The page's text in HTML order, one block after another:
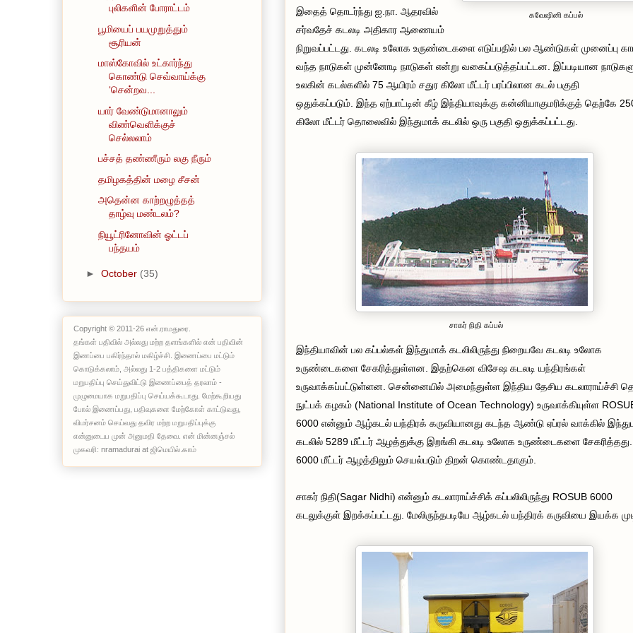
கவேஷினி கப்பல்
இதைத் தொடர்ந்து ஐ.நா. ஆதரவில்
சர்வதேச் கடலடி அதிகார ஆணையம்
நிறுவப்பட்டது. கடலடி உலோக உருண்டைகளை எடுப்பதில் பல ஆண்டுகள் முனைப்பு
வந்த நாடுகள் முன்னோடி நாடுகள் என்று வகைப்படுத்தப்பட்டன. இப்படியான
உலகின் கடல்களில் 75 ஆயிரம் சதுர கிலோ மீட்டர் பரப்பிலான கடல் பகுதி
ஒதுக்கப்படும். இந்த ஏற்பாட்டின் கீழ் இந்தியாவுக்கு கன்னியாகுமரிக்குத் தெற்கே
கிலோ மீட்டர் தொலைவில் இந்துமாக் கடலில் ஒரு பகுதி ஒதுக்கப்பட்டது.
சாகர் நிதி கப்பல்
இந்தியாவின் பல கப்பல்கள் இந்துமாக் கடலிலிருந்து நிறையவே கடலடி உலோக
உருண்டைகளை சேகரித்துள்ளன. இதற்கென விசேஷ கடலடி யந்திரங்கள்
உருவாக்கப்பட்டுள்ளன. சென்னையில் அமைந்துள்ள இந்திய தேசிய கடலாராய்ச்சி
நுட்பக் கழகம் (National Institute of Ocean Technology) உருவாக்கியுள்ள
6000 என்னும் ஆழ்கடல் யந்திரக் கருவியானது கடந்த ஆண்டு ஏப்ரல் வாக்கில்
கடலில் 5289 மீட்டர் ஆழத்துக்கு இறங்கி கடலடி உலோக உருண்டைகளை
6000 மீட்டர் ஆழத்திலும் செயல்படும் திறன் கொண்டதாகும்.
சாகர் நிதி(Sagar Nidhi) என்னும் கடலாராய்ச்சிக் கப்பலிலிருந்து ROSUB 6000
கடலுக்குள் இறக்கப்பட்டது. மேலிருந்தபடியே ஆழ்கடல் யந்திரக் கருவியை இயக்க
புலிகளின் போராட்டம்
பூமியைப் பயமுறுத்தும்
சூரியன்
மாஸ்கோவில் உட்கார்ந்து
கொண்டு செவ்வாய்க்கு
‘சென்றவ...
யார் வேண்டுமானாலும்
விண்வெளிக்குச்
செல்லலாம்
பச்சத் தண்ணீரும் லகு நீரும்
தமிழகத்தின் மழை சீசன்
அதென்ன காற்றழுத்தத்
தாழ்வு மண்டலம்?
நியூட்ரினோவின் ஓட்டப்
பந்தயம்
► October (35)
Copyright © 2011-26 என்.ராமதுரை.
தங்கள் பதிவில் அல்லது மற்ற தளங்களில் என் பதிவின்
இணப்பை பகிர்ந்தால் மகிழ்ச்சி. இணைப்பை மட்டும்
கொடுக்கலாம், அல்லது 1-2 பத்திகளை மட்டும்
மறுபதிப்பு செய்துவிட்டு இணைப்பைத் தரலாம் -
முழுமையாக மறுபதிப்பு செய்யக்கூடாது. மேற்கூறியது
போல் இணைப்பது, பதிவுகளை மேற்கோள் காட்டுவது,
விமர்சனம் செய்வது தவிர மற்ற மறுபதிப்புக்கு
என்னுடைய முன் அனுமதி தேவை. என் மின்னஞ்சல்
முகவரி: nramadurai at ஜிமெயில்.காம்